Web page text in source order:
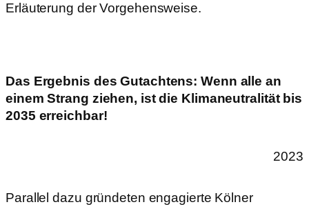
Erläuterung der Vorgehensweise.
Das Ergebnis des Gutachtens: Wenn alle an
einem Strang ziehen, ist die Klimaneutralität bis
2035 erreichbar!
2023
Parallel dazu gründeten engagierte Kölner